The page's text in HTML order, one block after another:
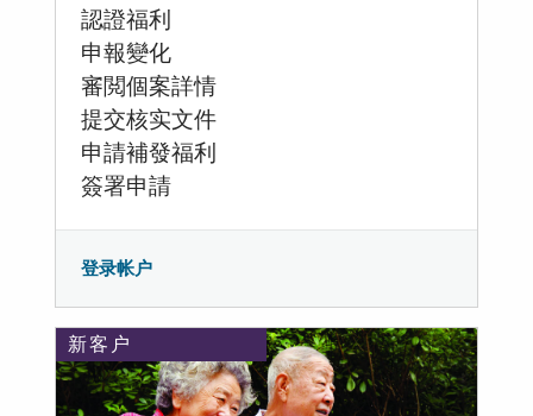
認證福利
申報變化
審閲個案詳情
提交核实文件
申請補發福利
簽署申請
登录帐户
新客户